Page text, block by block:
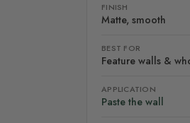
FINISH
Matte, smooth
BEST FOR
Feature walls &
APPLICATION
Paste the wall